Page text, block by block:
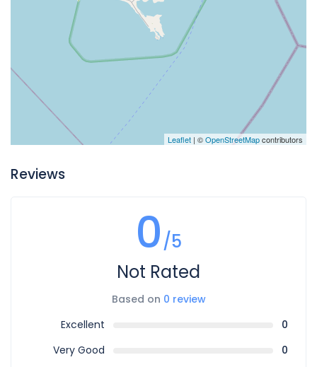
Leaflet | ©OpenStreetMapcontributors
Reviews
0/5
Not Rated
Based on 0 review
Excellent
0
Very Good
0